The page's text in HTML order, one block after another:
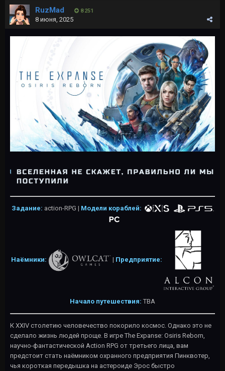
RuzMad 8 251
8 июня, 2025
Задание: action-RPG | Модели кораблей:
Наёмники: | Предприятие:
Начало путешествия: TBA
К XXIV столетию человечество покорило космос. Однако это не
сделало жизнь людей проще. В игре The Expanse: Osiris Reborn,
научно-фантастической Action RPG от третьего лица, вам
предстоит стать наёмником охранного предприятия Пинквотер,
чья короткая передышка на астероиде Эрос быстро